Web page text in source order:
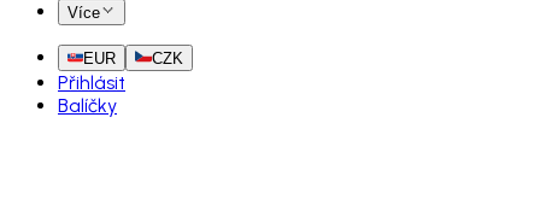
Více
EUR CZK
Přihlásit
Balíčky